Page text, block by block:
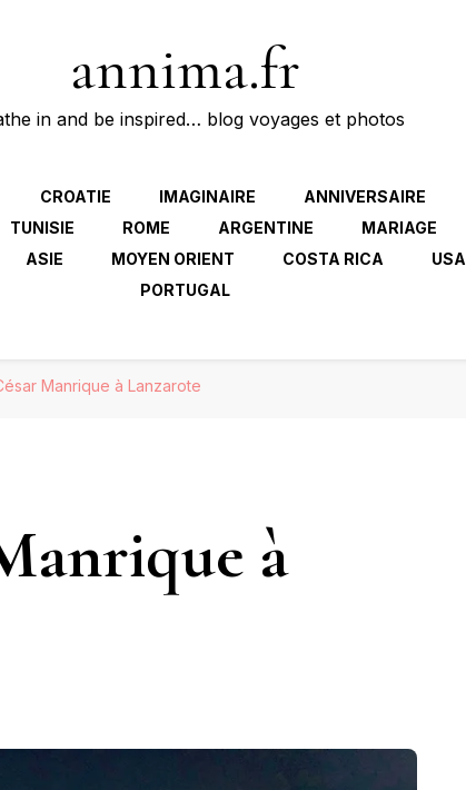
annima.fr
in and be inspired… blog voyages et photos
CROATIE IMAGINAIRE ANNIVERSAIRE
TUNISIE ROME ARGENTINE MARIAGE
ASIE MOYEN ORIENT COSTA RICA USA
PORTUGAL
Manrique à Lanzarote
à